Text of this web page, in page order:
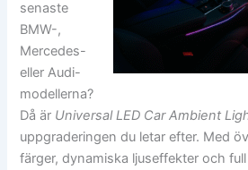
senaste
BMW-,
Mercedes-
eller Audi-
modellerna?
Då är Universal LED Car Ambient
uppgraderingen du letar efter. Med
färger, dynamiska ljuseffekter och